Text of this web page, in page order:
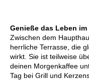
Genieße das Leben im
Zwischen dem
herrliche Terrasse, die
wirkt. Sie ist teilweise
deinen Morgenkaffee
Tag bei Grill und